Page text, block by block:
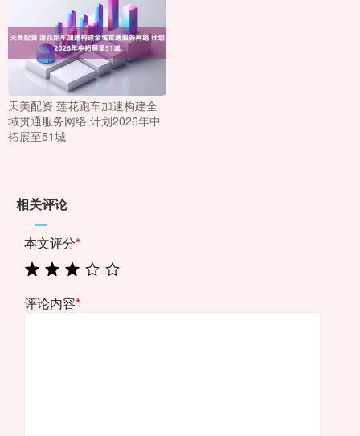
天美配资 莲花跑车加速构建全
域贯通服务网络 计划2026年中
拓展至51城
相关评论
本文评分*
评论内容*